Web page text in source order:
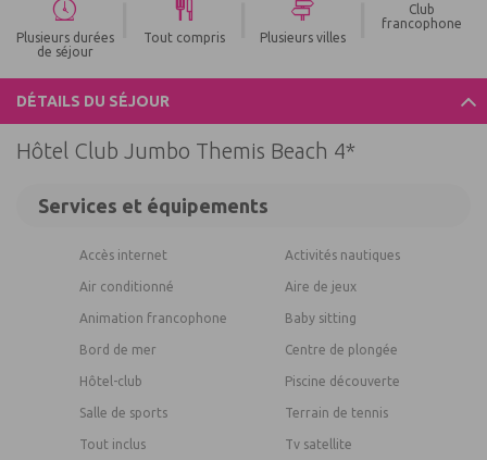
Plusieurs durées
de séjour
Tout compris Plusieurs villes
Club
francophone
DÉTAILS DU SÉJOUR
Hôtel Club Jumbo Themis Beach 4*
Services et équipements
Accès internet Activités nautiques
Air conditionné Aire de jeux
Animation francophone Baby sitting
Bord de mer Centre de plongée
Hôtel-club Piscine découverte
Salle de sports Terrain de tennis
Tout inclus Tv satellite